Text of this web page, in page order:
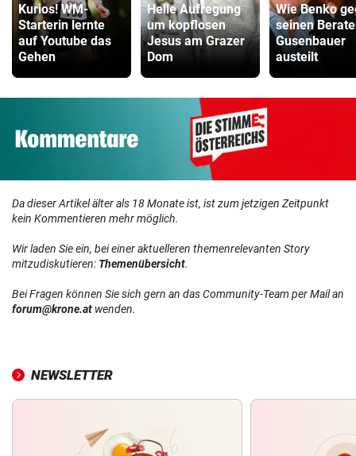
Kurios! WM-
Starterin lernte
auf Youtube das
Gehen
Helle Aufregung
um kopflosen
Jesus am Grazer
Dom
Wie Benko
seinen
Gusenbauer
austeilt
Da dieser Artikel älter als 18 Monate ist, ist zum jetzigen Zeitpunkt
kein Kommentieren mehr möglich.
Wir laden Sie ein, bei einer aktuelleren themenrelevanten Story
mitzudiskutieren: Themenübersicht.
Bei Fragen können Sie sich gern an das Community-Team per Mail an
forum@krone.at wenden.
NEWSLETTER